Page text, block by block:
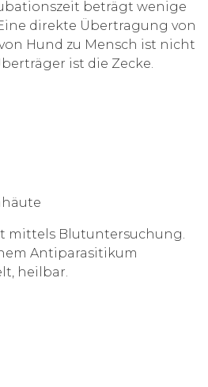
beträgt wenige
direkte Übertragung von
Hund zu Mensch ist nicht
ist die Zecke.
mittels Blutuntersuchung.
Antiparasitikum
heilbar.